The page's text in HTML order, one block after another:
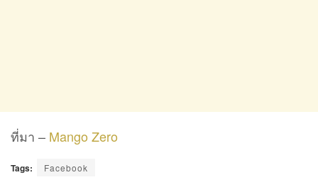
ที่มา – Mango Zero
Tags: Facebook